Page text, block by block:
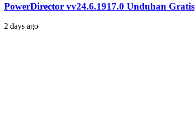
PowerDirector vv24.6.1917.0 Unduhan Gratis
2 days ago